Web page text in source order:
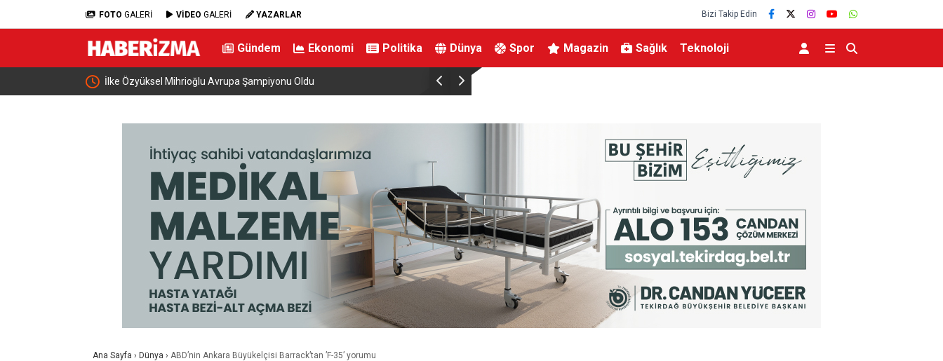
FOTO GALERİ VİDEO GALERİ YAZARLAR Bizi Takip Edin
Gündem Ekonomi Politika Dünya Spor Magazin Sağlık Teknoloji
İlke Özyüksel Mihrioğlu Avrupa Şampiyonu Oldu Cumhurbaşkanı Erdoğan Suudi Arabistan’a çalışma ziyareti
Ana Sayfa › Dünya › ABD’nin Ankara Büyükelçisi Barrack’tan ’F-35’ yorumu